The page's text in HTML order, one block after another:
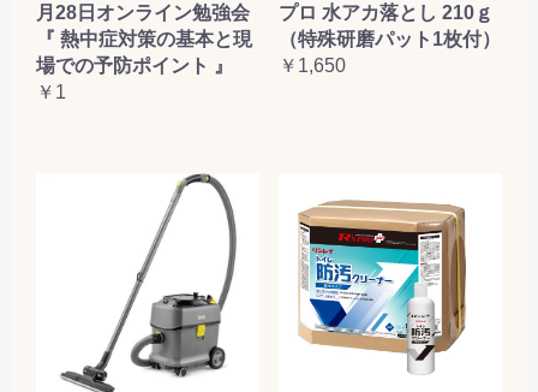
月28日オンライン勉強会
『 熱中症対策の基本と現
場での予防ポイント 』
￥1
プロ 水アカ落とし 210ｇ
（特殊研磨パット1枚付）
￥1,650